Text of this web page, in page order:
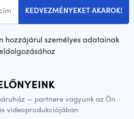
KEDVEZMÉNYEKET AKAROK!
hozzájárul személyes adatainak
— partnere vagyunk az Ön
videoprodukciójában